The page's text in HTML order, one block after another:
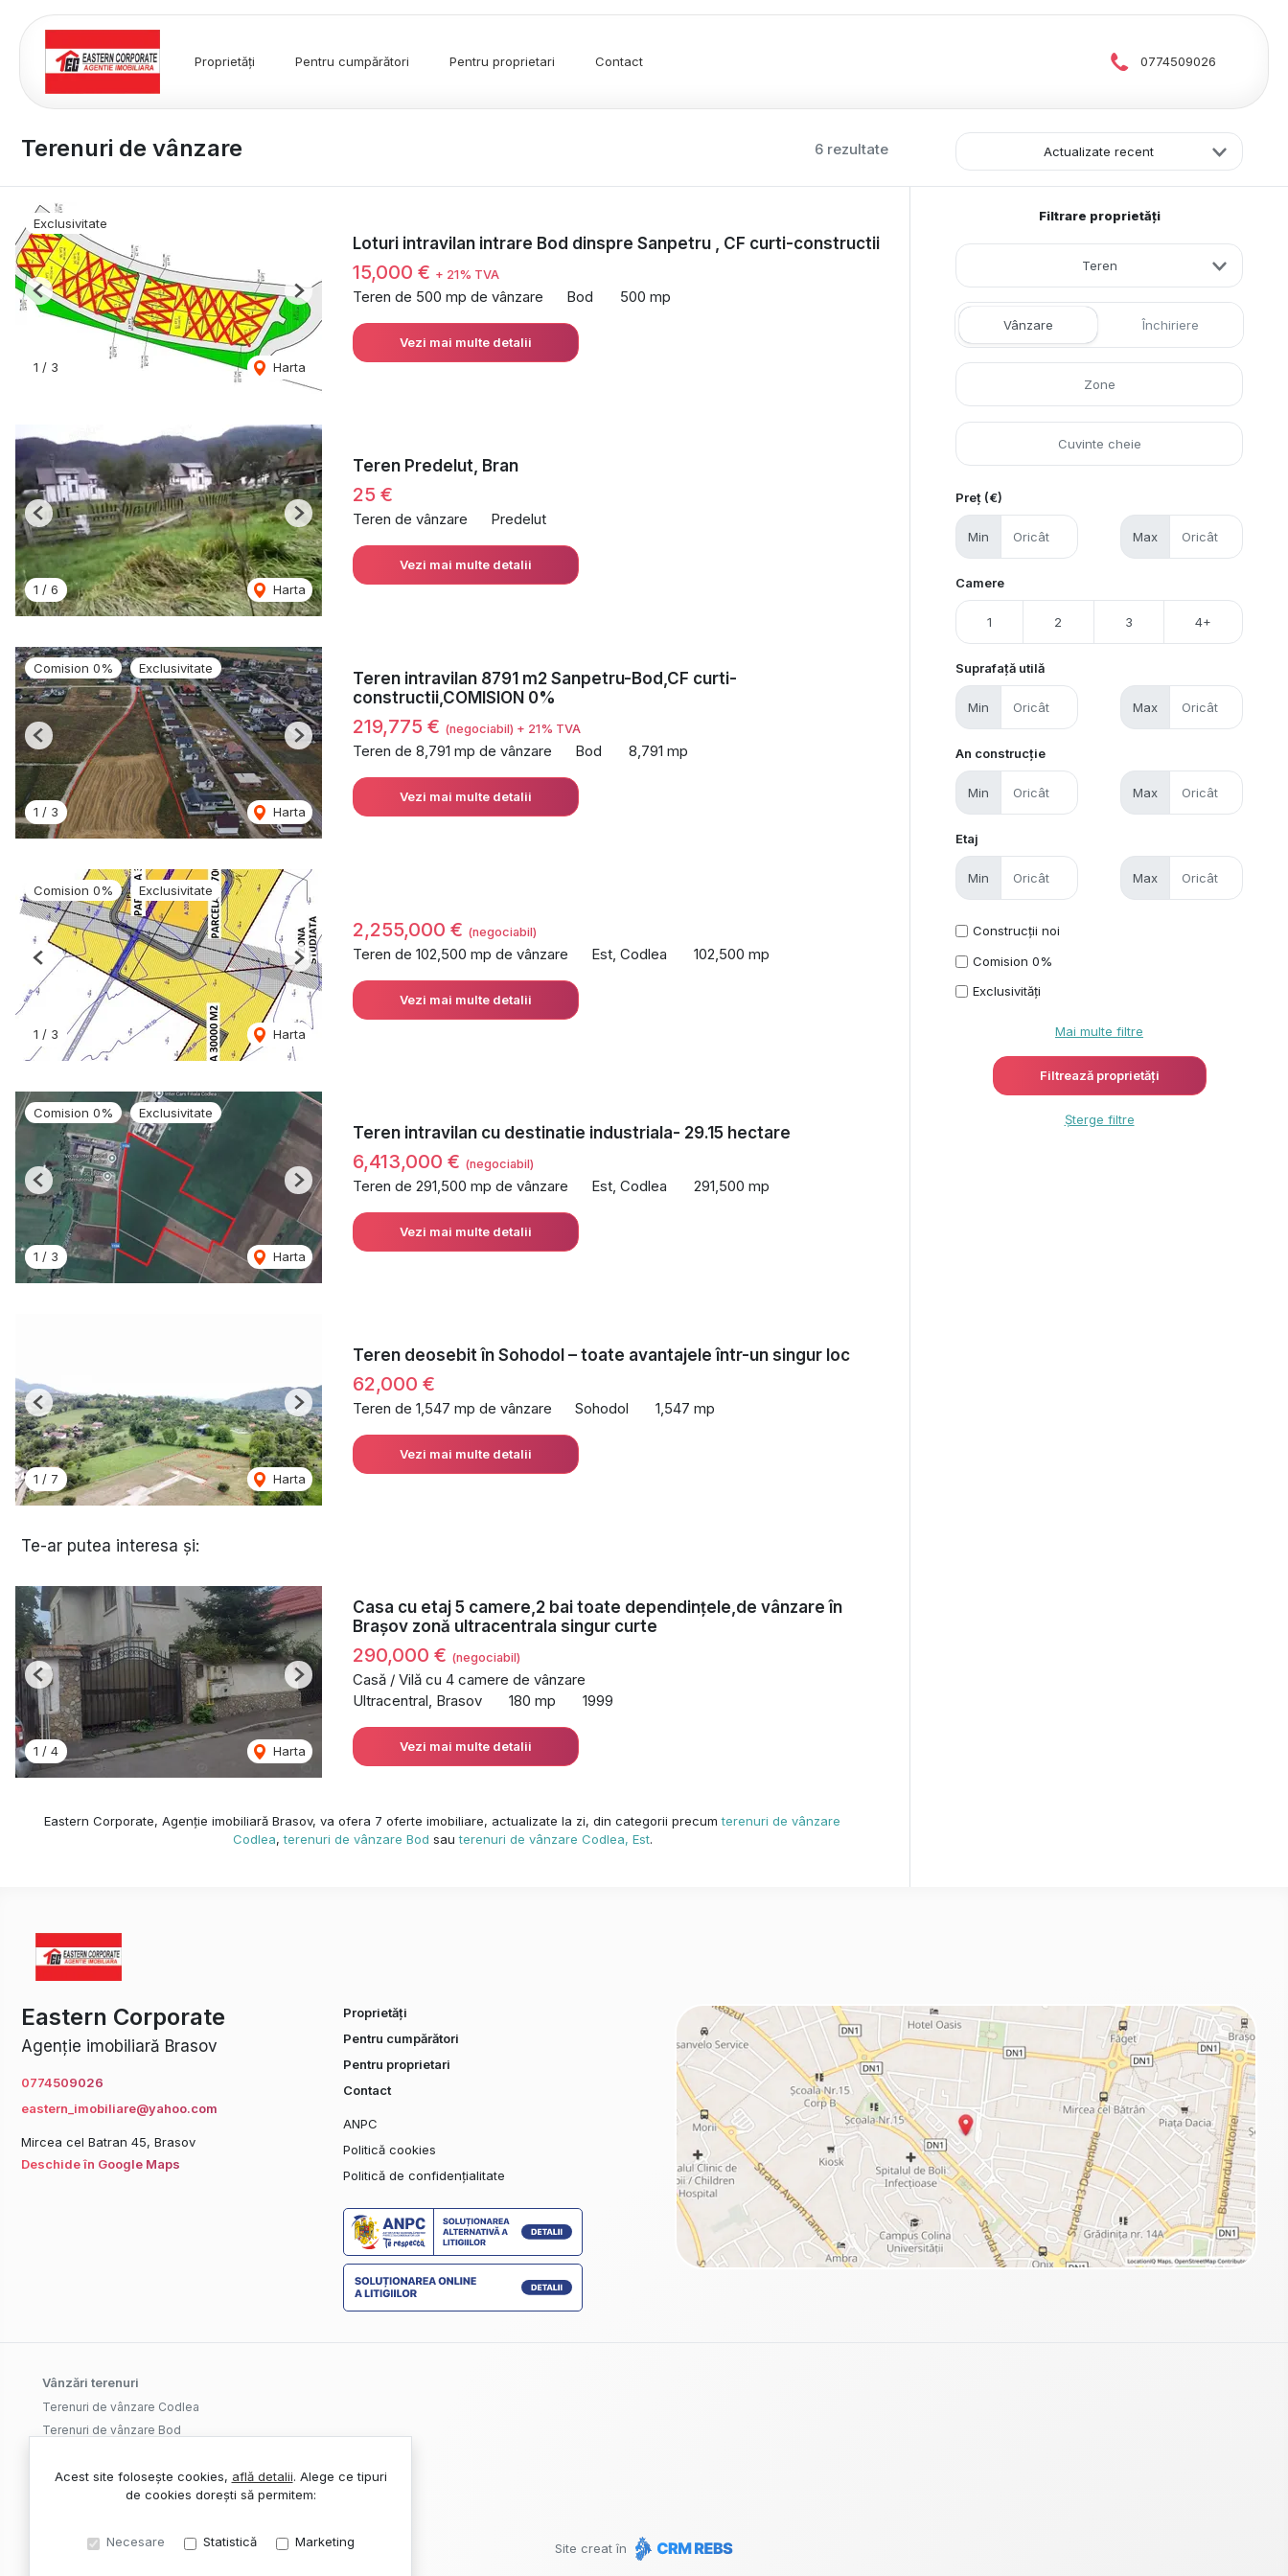
Proprietăți Pentru cumpărători Pentru proprietari Contact 0774509026
6 rezultate
Terenuri de vânzare Actualizate recent
Exclusivitate
1 / 3 Harta
Previous Next
Loturi intravilan intrare Bod dinspre Sanpetru , CF curti-constructii
15,000 € + 21% TVA
Teren de 500 mp de vânzare Bod 500 mp
Vezi mai multe detalii
1 / 6 Harta
Previous Next
Teren Predelut, Bran
25 €
Teren de vânzare Predelut
Vezi mai multe detalii
Comision 0% Exclusivitate
1 / 3 Harta
Previous Next
Teren intravilan 8791 m2 Sanpetru-Bod,CF curti-
constructii,COMISION 0%
219,775 € (negociabil) + 21% TVA
Teren de 8,791 mp de vânzare Bod 8,791 mp
Vezi mai multe detalii
Comision 0% Exclusivitate
1 / 3 Harta
Previous Next
2,255,000 € (negociabil)
Teren de 102,500 mp de vânzare Est, Codlea 102,500 mp
Vezi mai multe detalii
Comision 0% Exclusivitate
1 / 3 Harta
Previous Next
Teren intravilan cu destinatie industriala- 29.15 hectare
6,413,000 € (negociabil)
Teren de 291,500 mp de vânzare Est, Codlea 291,500 mp
Vezi mai multe detalii
1 / 7 Harta
Previous Next
Teren deosebit în Sohodol – toate avantajele într-un singur loc
62,000 €
Teren de 1,547 mp de vânzare Sohodol 1,547 mp
Vezi mai multe detalii
Te-ar putea interesa și:
1 / 4 Harta
Previous Next
Casa cu etaj 5 camere,2 bai toate dependințele,de vânzare în
Brașov zonă ultracentrala singur curte
290,000 € (negociabil)
Casă / Vilă cu 4 camere de vânzare
Ultracentral, Brasov
180 mp 1999
Vezi mai multe detalii
Eastern Corporate, Agenție imobiliară Brasov, va ofera 7 oferte imobiliare, actualizate la zi, din categorii precumterenuri de vânzare
Codlea,terenuri de vânzare Bod sauterenuri de vânzare Codlea, Est.
Filtrare proprietăți
Teren
Vânzare Închiriere
Preț (€)
Min Max
Camere
1 2 3 4+
Suprafață utilă
Min Max
An construcție
Min Max
Etaj
Min Max
Construcții noi
Comision 0%
Exclusivități
Mai multe filtre
Șterge filtre
Eastern Corporate
Agenție imobiliară Brasov
0774509026
eastern_imobiliare@yahoo.com
Mircea cel Batran 45, Brasov
Deschide în Google Maps
Proprietăți
Pentru cumpărători
Pentru proprietari
Contact
ANPC
Politică cookies
Politică de confidențialitate
Vânzări terenuri
Terenuri de vânzare Codlea
Terenuri de vânzare Bod
Site creat în
Acest site folosește cookies, află detalii. Alege ce tipuri
de cookies dorești să permitem:
Necesare Statistică Marketing